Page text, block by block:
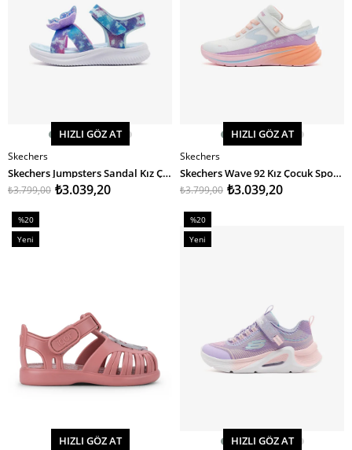
SEPETE EKLE
HIZLI GÖZ AT
Skechers
Skechers Jumpsters Sandal Kız Çocuk Sandalet
₺3.039,20
₺3.799,00
SEPETE EKLE
HIZLI GÖZ AT
Skechers
Skechers Wave 92 Kız Çocuk Spor Ayakkabı
₺3.039,20
₺3.799,00
%20
İndirim
%20İndirim
Yeni
HIZLI GÖZ AT
%20
İndirim
%20İndirim
Yeni
HIZLI GÖZ AT